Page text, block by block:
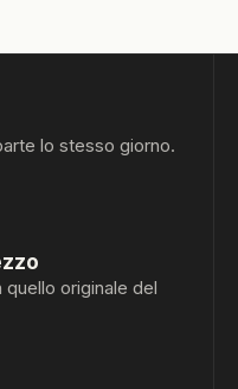
lo stesso giorno.
originale del